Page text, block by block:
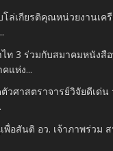
โล่เกียรติคุณหน่วยงานเค
ท 3 ร่วมกับสมาคมหนังสื
แห่ง...
วศาสตราจารย์วิจัยดีเด่น
อสันติ อว. เจ้าภาพร่วม